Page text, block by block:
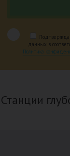
данных в
Политика
Станции